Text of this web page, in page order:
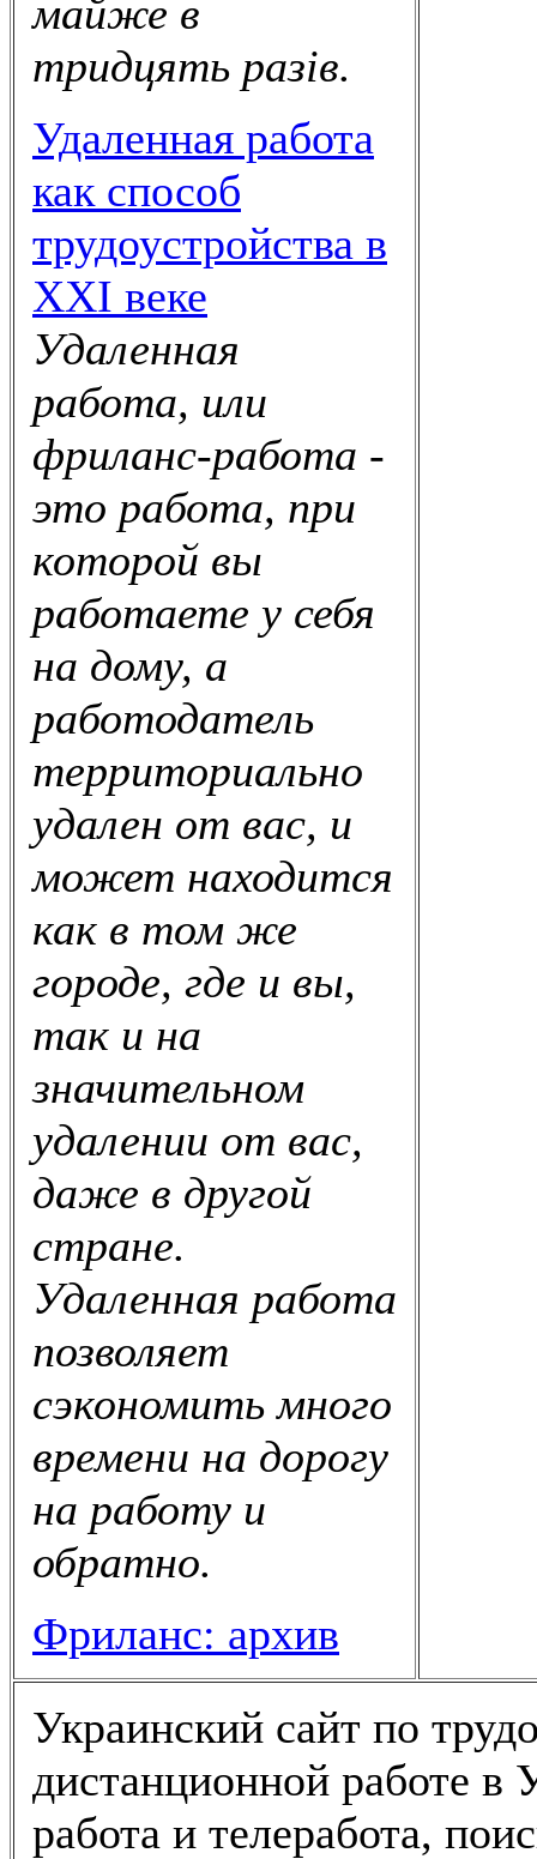
майже в
тридцять разів.
Удаленная работа
как способ
трудоустройства в
XXI веке
Удаленная
работа, или
фриланс-работа -
это работа, при
которой вы
работаете у себя
на дому, а
работодатель
территориально
удален от вас, и
может находится
как в том же
городе, где и вы,
так и на
значительном
удалении от вас,
даже в другой
стране.
Удаленная работа
позволяет
сэкономить много
времени на дорогу
на работу и
обратно.
Фриланс: архив
Украинский сайт по
дистанционной работе в
работа и телеработа,